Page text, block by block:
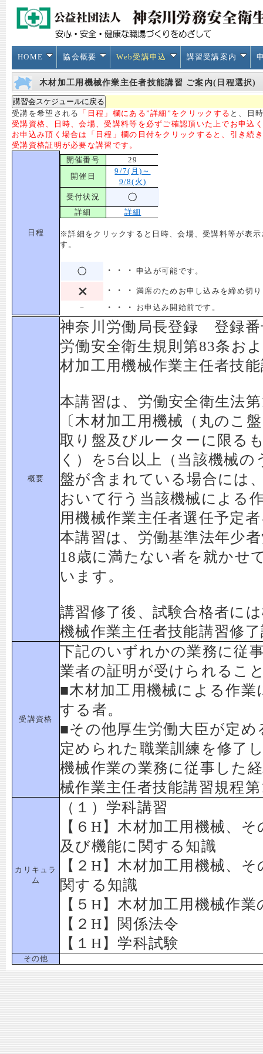
HOME 協会概要 Web受講申込 講習受講案内
木材加工用機械作業主任者技能講習 ご案内(日程選択)
受講を希望される 「日程」欄にある”詳細”をクリックする と、日
受講資格、日時、会場、受講料等を必ずご確認頂いた上でお申込
お申込み頂く場合は「日程」欄の日付をクリックすると、引き続
受講資格証明が必要な講習です。
日程
開催番号
29
開催日
9/7(月)～
9/8(火)
受付状況
詳細
詳細
※詳細をクリックすると日時、会場、受講料等が表
す。
・・・ 申込が可能です。
・・・ 満席のためお申し込みを締め切
－
・・・ お申込み開始前です。
概要
神奈川労働局長登録 登録番
労働安全衛生規則第83条お
材加工用機械作業主任者技
本講習は、労働安全衛生法
〔木材加工用機械（丸のこ
取り盤及びルーターに限る
く）を5台以上（当該機械
盤が含まれている場合には
おいて行う当該機械による
用機械作業主任者選任予定
本講習は、労働基準法年少
18歳に満たない者を就かせ
います。
講習修了後、試験合格者に
機械作業主任者技能講習修
受講資格
下記のいずれかの業務に従
業者の証明が受けられるこ
■木材加工用機械による作
する者。
■その他厚生労働大臣が定め
定められた職業訓練を修了
機械作業の業務に従事した
械作業主任者技能講習規程
カリキュラ
ム
（１）学科講習
【６H】木材加工用機械、
及び機能に関する知識
【２H】木材加工用機械、
関する知識
【５H】木材加工用機械作
【２H】関係法令
【１H】学科試験
その他